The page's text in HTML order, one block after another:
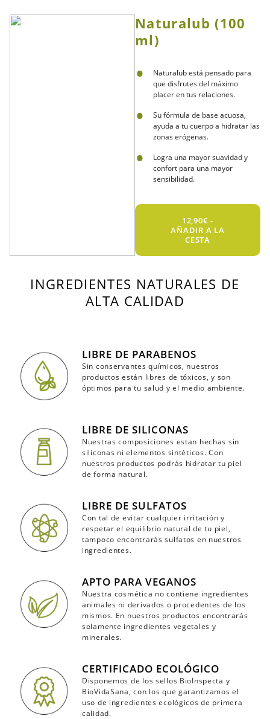
Naturalub (100
ml)
Naturalub está pensado para
que disfrutes del máximo
placer en tus relaciones.
Su fórmula de base acuosa,
ayuda a tu cuerpo a hidratar las
zonas erógenas.
Logra una mayor suavidad y
confort para una mayor
sensibilidad.
12,90€ -
AÑADIR A LA
CESTA
INGREDIENTES NATURALES DE
ALTA CALIDAD
LIBRE DE PARABENOS
Sin conservantes químicos, nuestros
productos están libres de tóxicos, y son
óptimos para tu salud y el medio ambiente.
LIBRE DE SILICONAS
Nuestras composiciones estan hechas sin
siliconas ni elementos sintéticos. Con
nuestros productos podrás hidratar tu piel
de forma natural.
LIBRE DE SULFATOS
Con tal de evitar cualquier irritación y
respetar el equilibrio natural de tu piel,
tampoco encontrarás sulfatos en nuestros
ingredientes.
APTO PARA VEGANOS
Nuestra cosmética no contiene ingredientes
animales ni derivados o procedentes de los
mismos. En nuestros productos encontrarás
solamente ingredientes vegetales y
minerales.
CERTIFICADO ECOLÓGICO
Disponemos de los sellos BioInspecta y
BioVidaSana, con los que garantizamos el
uso de ingredientes ecológicos de primera
calidad.